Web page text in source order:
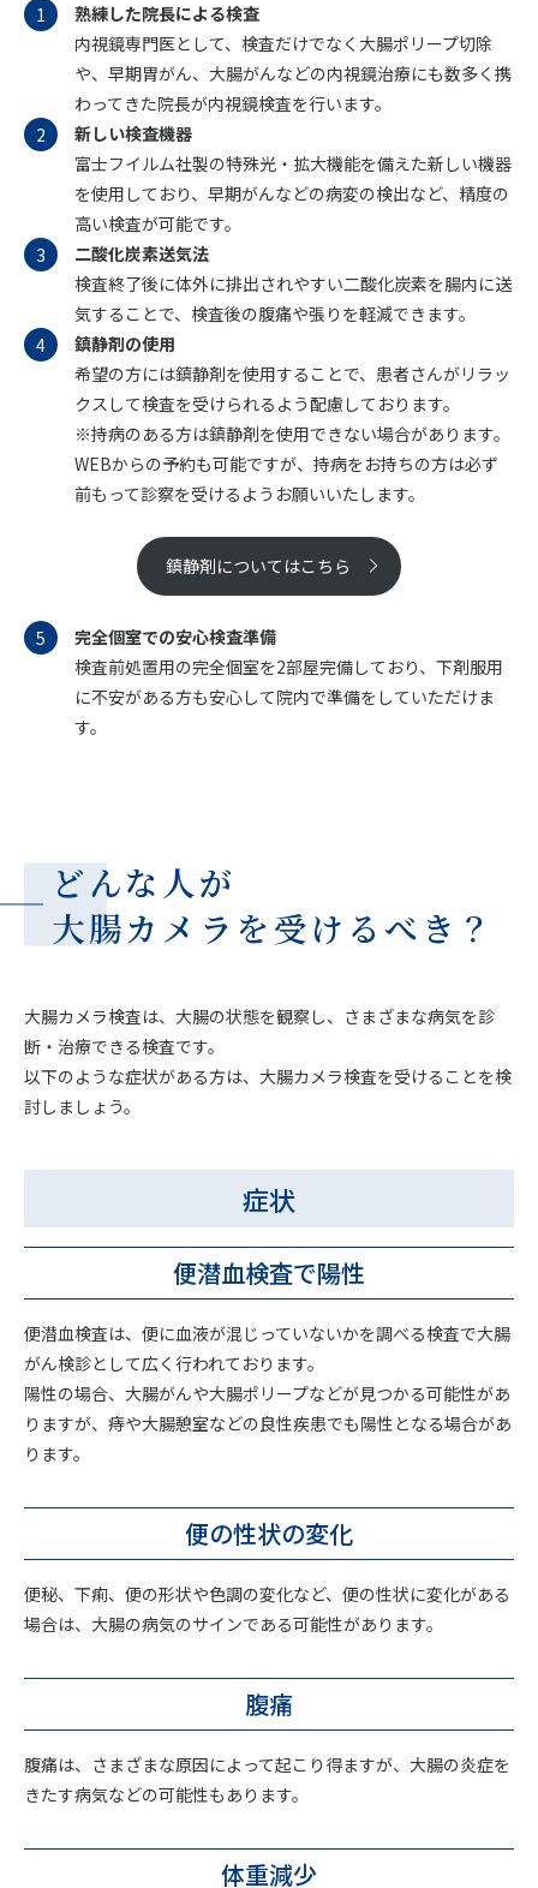
熟練した院長による検査
内視鏡専門医として、検査だけでなく大腸ポリープ切除
や、早期胃がん、大腸がんなどの内視鏡治療にも数多く携
わってきた院長が内視鏡検査を行います。
新しい検査機器
富士フイルム社製の特殊光・拡大機能を備えた新しい機器
を使用しており、早期がんなどの病変の検出など、精度の
高い検査が可能です。
二酸化炭素送気法
検査終了後に体外に排出されやすい二酸化炭素を腸内に送
気することで、検査後の腹痛や張りを軽減できます。
鎮静剤の使用
希望の方には鎮静剤を使用することで、患者さんがリラッ
クスして検査を受けられるよう配慮しております。
※持病のある方は鎮静剤を使用できない場合があります。
WEBからの予約も可能ですが、持病をお持ちの方は必ず
前もって診察を受けるようお願いいたします。
鎮静剤についてはこちら
完全個室での安心検査準備
検査前処置用の完全個室を2部屋完備しており、下剤服用
に不安がある方も安心して院内で準備をしていただけま
す。
どんな人が
大腸カメラを受けるべき？
大腸カメラ検査は、大腸の状態を観察し、さまざまな病気を診
断・治療できる検査です。
以下のような症状がある方は、大腸カメラ検査を受けることを検
討しましょう。
症状
便潜血検査で陽性
便潜血検査は、便に血液が混じっていないかを調べる検査で大腸
がん検診として広く行われております。
陽性の場合、大腸がんや大腸ポリープなどが見つかる可能性があ
りますが、痔や大腸憩室などの良性疾患でも陽性となる場合があ
ります。
便の性状の変化
便秘、下痢、便の形状や色調の変化など、便の性状に変化がある
場合は、大腸の病気のサインである可能性があります。
腹痛
腹痛は、さまざまな原因によって起こり得ますが、大腸の炎症を
きたす病気などの可能性もあります。
体重減少